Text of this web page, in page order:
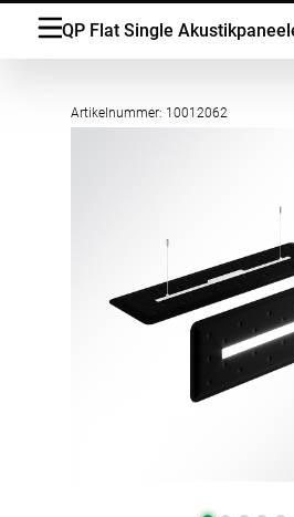
Artikelnummer: 10012062